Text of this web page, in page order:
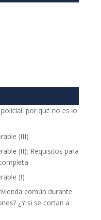
por qué no es lo
(III)
(II): Requisitos para
(I)
común durante
¿Y si se cortan a